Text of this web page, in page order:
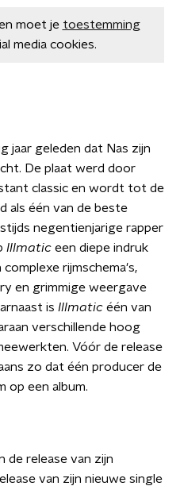
moet je toestemming
media cookies.
jaar geleden dat Nas zijn
De plaat werd door
classic en wordt tot de
als één van de beste
negentienjarige rapper
Illmatic een diepe indruk
rijmschema's,
en grimmige weergave
is Illmatic één van
verschillende hoog
Vóór de release
zo dat één producer de
op een album.
de release van zijn
van zijn nieuwe single